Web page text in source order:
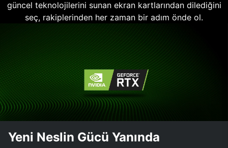
güncel teknolojilerini sunan ekran kartlarından dilediğini
seç, rakiplerinden her zaman bir adım önde ol.
Yeni Neslin Gücü Yanında